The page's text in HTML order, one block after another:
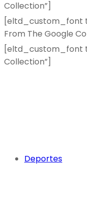
Collection”]
[eltd_custom_font
From The Google
[eltd_custom_font
Collection”]
Deportes